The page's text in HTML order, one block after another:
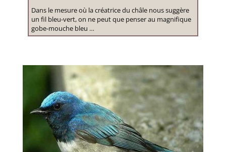
Dans le mesure où la créatrice du châle nous suggère
un fil bleu-vert, on ne peut que penser au magnifique
gobe-mouche bleu …